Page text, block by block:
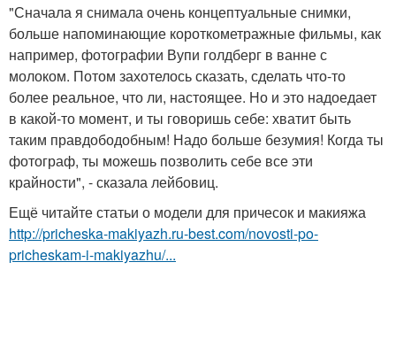
"Сначала я снимала очень концептуальные снимки,
больше напоминающие короткометражные фильмы, как
например, фотографии Вупи голдберг в ванне с
молоком. Потом захотелось сказать, сделать что-то
более реальное, что ли, настоящее. Но и это надоедает
в какой-то момент, и ты говоришь себе: хватит быть
таким правдободобным! Надо больше безумия! Когда ты
фотограф, ты можешь позволить себе все эти
крайности", - сказала лейбовиц.
Ещё читайте статьи о модели для причесок и макияжа
http://pricheska-makiyazh.ru-best.com/novosti-po-
pricheskam-i-makiyazhu/...